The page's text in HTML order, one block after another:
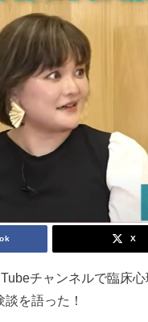
X
チャンネルで臨床
を語った！